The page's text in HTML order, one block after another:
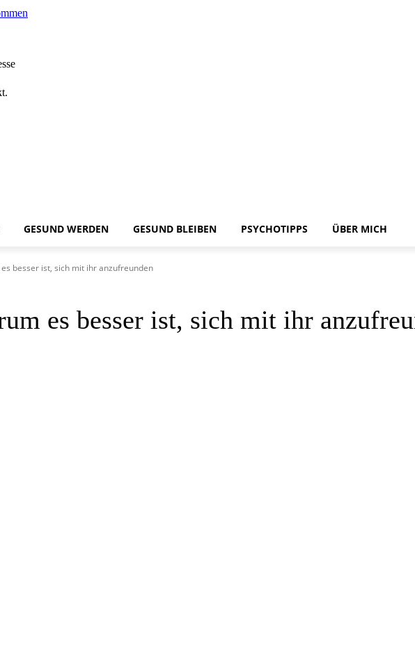
GESUND WERDEN GESUND BLEIBEN PSYCHOTIPPS ÜBER MICH
besser ist, sich mit ihr anzufreunden
es besser ist, sich mit ihr